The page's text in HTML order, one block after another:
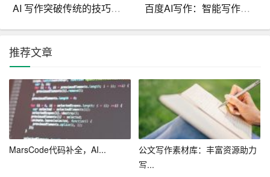
3. 强化企业文化认同：通过AI代写，企业可以传递出更具
说服力的文化理念，增强员工对企业的认同感。
4. 提高企业竞争力：优秀的企业文化是企业核心竞争力的
一部分。AI代写可以帮助企业打造独具特色的文化体系，
从而提升整体竞争力。
总之，AI代写在会展设计企业文化方面具有巨大的潜力。
企业应当充分认识到这一点，积极引入AI代写技术，以提
升企业文化的传播力、影响力和竞争力。同时，企业也应
当关注AI代写技术的发展动态，不断探索其在企业文化领
AI 写作突破传统的技巧指南 百度AI写作：智能写作的创新之旅
推荐文章
MarsCode代码补全，AI...
公文写作素材库：丰富资源助力
写...